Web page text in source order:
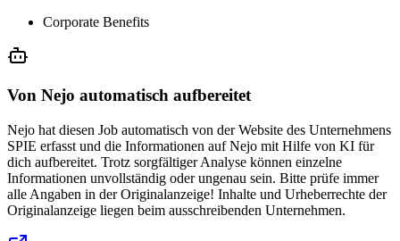
Corporate Benefits
Von Nejo automatisch aufbereitet
Nejo hat diesen Job automatisch von der Website des Unternehmens
SPIE erfasst und die Informationen auf Nejo mit Hilfe von KI für
dich aufbereitet. Trotz sorgfältiger Analyse können einzelne
Informationen unvollständig oder ungenau sein. Bitte prüfe immer
alle Angaben in der Originalanzeige! Inhalte und Urheberrechte der
Originalanzeige liegen beim ausschreibenden Unternehmen.